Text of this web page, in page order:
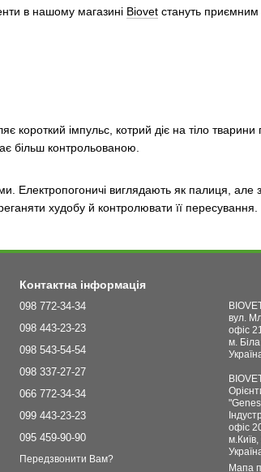
в нашому магазині Biovet стануть приємним
імпульс, котрий діє на тіло тварини
більш контрольованою.
Електропогоничі виглядають як палиця, але
худобу й контролювати її пересування.
Контактна інформація
098 772-34-34
098 443-23-23
098 543-54-54
098 337-27-27
066 772-34-34
099 443-23-23
095 459-90-90
Передзвонити Вам?
вул.
офіс 21
м.
офіс
Мапа